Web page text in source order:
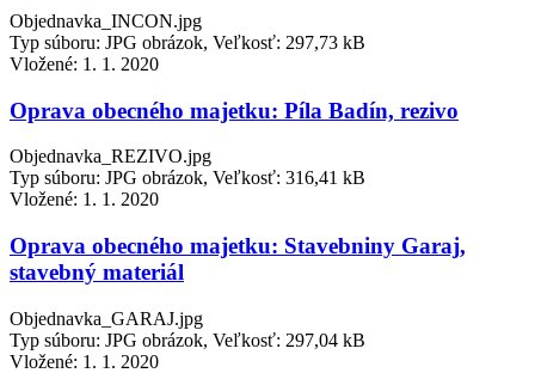
Objednavka_INCON.jpg
Typ súboru: JPG obrázok, Veľkosť: 297,73 kB
Vložené: 1. 1. 2020
Oprava obecného majetku: Píla Badín, rezivo
Objednavka_REZIVO.jpg
Typ súboru: JPG obrázok, Veľkosť: 316,41 kB
Vložené: 1. 1. 2020
Oprava obecného majetku: Stavebniny Garaj,
stavebný materiál
Objednavka_GARAJ.jpg
Typ súboru: JPG obrázok, Veľkosť: 297,04 kB
Vložené: 1. 1. 2020